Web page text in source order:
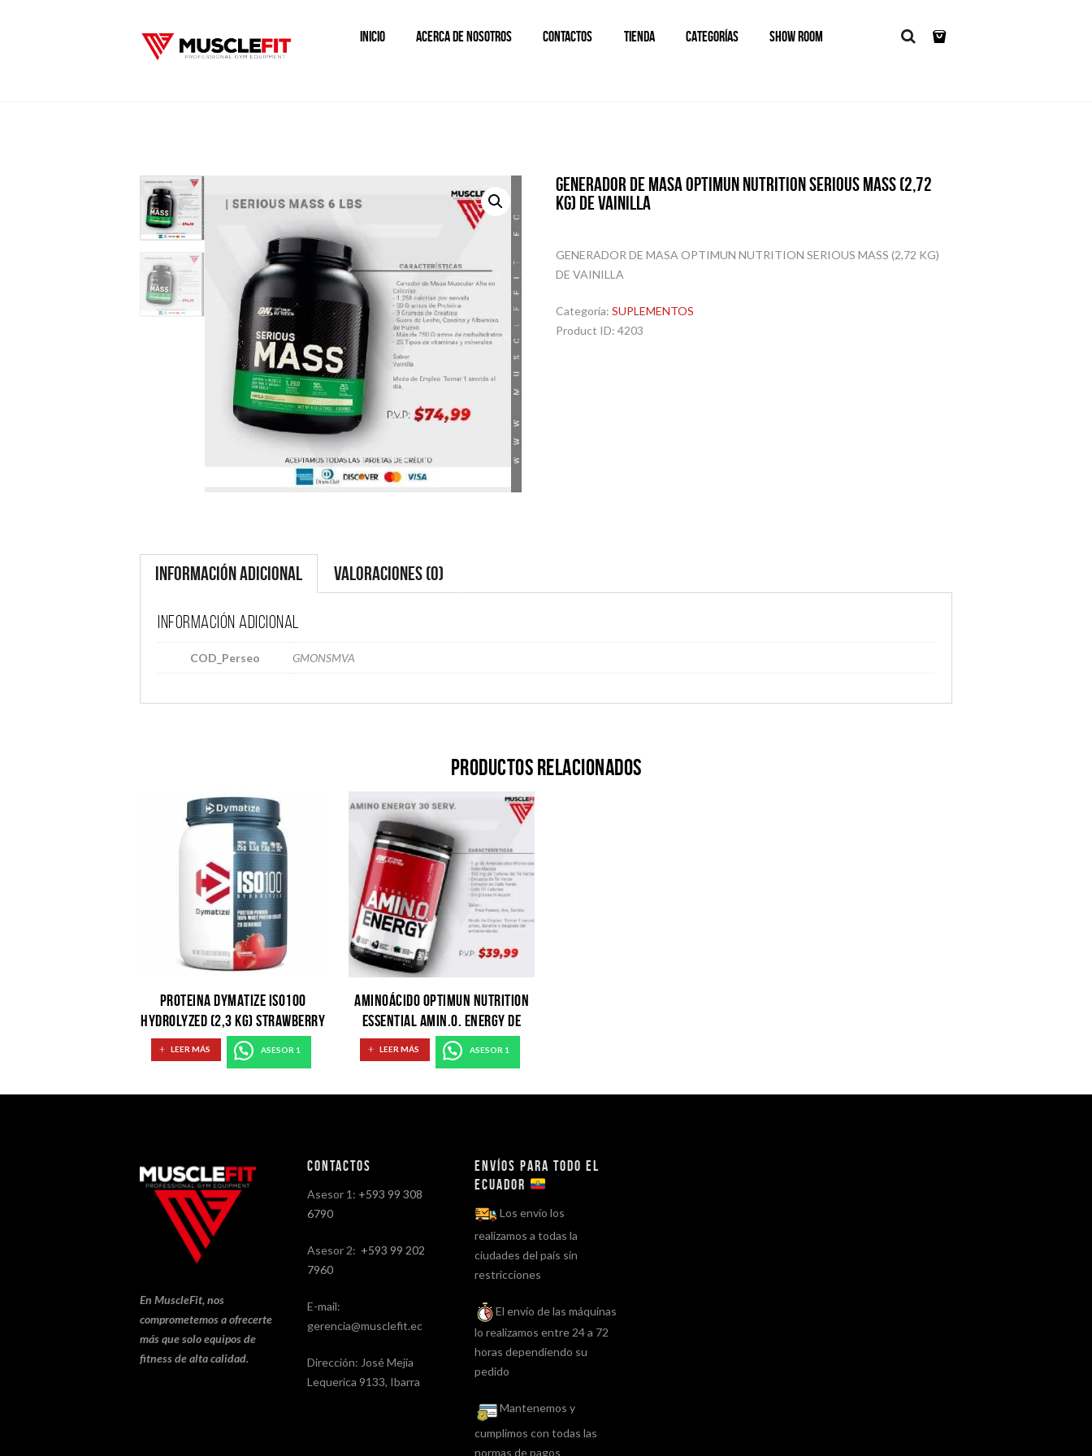
INICIO ACERCA DE NOSOTROS CONTACTOS TIENDA CATEGORÍAS SHOW ROOM
GENERADOR DE MASA OPTIMUN NUTRITION SERIOUS MASS (2,72
KG) DE VAINILLA
GENERADOR DE MASA OPTIMUN NUTRITION SERIOUS MASS (2,72 KG)
DE VAINILLA
Categoría: SUPLEMENTOS
Product ID: 4203
Información adicional Valoraciones (0)
Información adicional
COD_Perseo GMONSMVA
Productos relacionados
PROTEINA DYMATIZE ISO100
HYDROLYZED (2,3 KG) STRAWBERRY
LEER MÁS ASESOR 1
AMINOÁCIDO OPTIMUN NUTRITION
ESSENTIAL AMIN.O. ENERGY DE
SANDÍA
LEER MÁS ASESOR 1
En MuscleFit, nos
comprometemos a ofrecerte
más que solo equipos de
fitness de alta calidad.
Contactos
Asesor 1: +593 99 308
6790
Asesor 2: +593 99 202
7960
E-mail:
gerencia@musclefit.ec
Dirección: José Mejía
Lequerica 9133, Ibarra
Envíos para todo el
ECUADOR
Los envío los
realizamos a todas la
ciudades del país sin
restricciones
El envío de las máquinas
lo realizamos entre 24 a 72
horas dependiendo su
pedido
Mantenemos y
cumplimos con todas las
normas de pagos